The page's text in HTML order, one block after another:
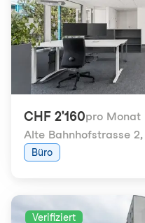
CHF 2'160pro Monat
Alte Bahnhofstrasse 2,
Büro
Verifiziert